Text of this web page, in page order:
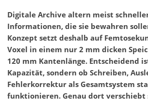
Digitale Archive altern meist
Informationen, die sie bewahren
Konzept setzt deshalb auf
Voxel in einem nur 2 mm dicken
120 mm Kantenlänge. Entscheidend
Kapazität, sondern ob Schreiben,
Fehlerkorrektur als Gesamtsystem
funktionieren. Genau dort verschiebt